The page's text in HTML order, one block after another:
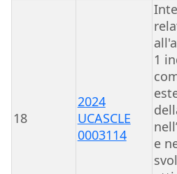
18
2024
UCASCLE
0003114
1
e